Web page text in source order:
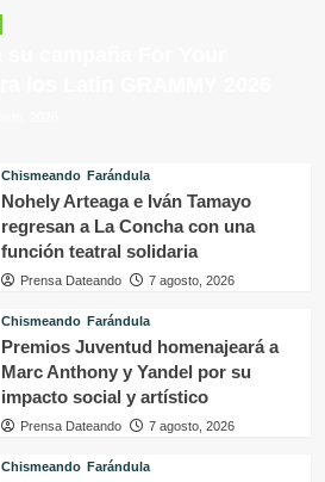
Chismeando Farándula
Nohely Arteaga e Iván Tamayo
regresan a La Concha con una
función teatral solidaria
Prensa Dateando 7 agosto, 2026
Chismeando Farándula
Premios Juventud homenajeará a
Marc Anthony y Yandel por su
impacto social y artístico
Prensa Dateando 7 agosto, 2026
Chismeando Farándula